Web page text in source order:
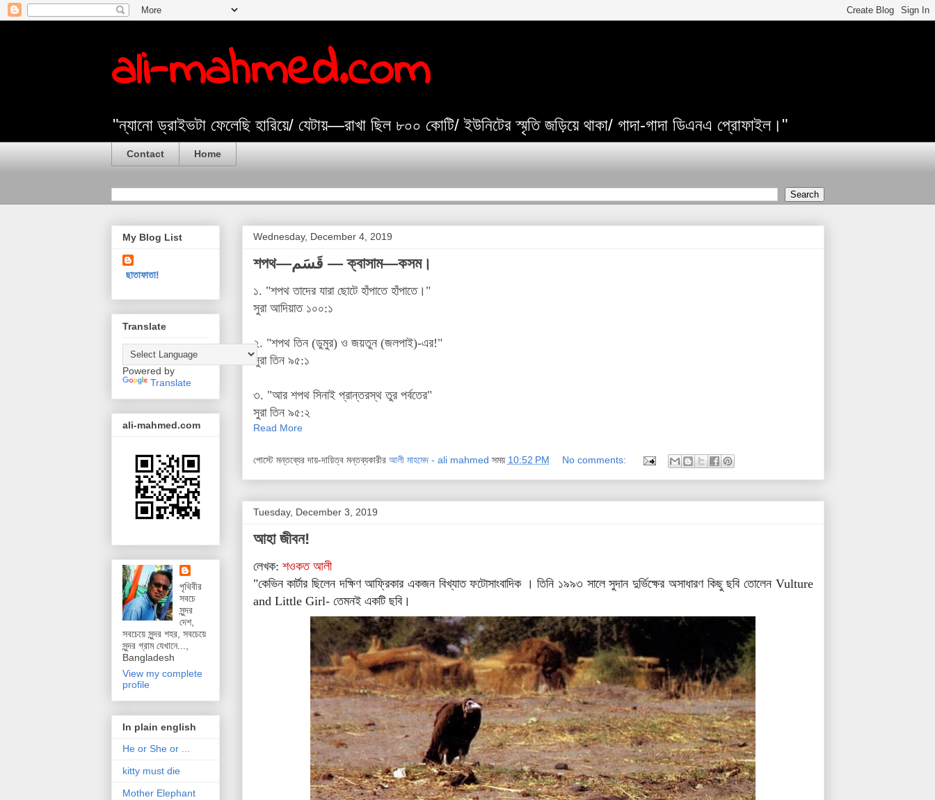
ali-mahmed.com
"ন্যানো ড্রাইভটা ফেলেছি হারিয়ে/ যেটায়—রাখা ছিল ৮০০ কোটি/ ইউনিটের স্মৃতি জড়িয়ে থাকা/ গাদা-গাদা ডিএনএ প্রোফাইল।"
Contact Home
Wednesday, December 4, 2019
শপথ—قَسَم — ক্বাসাম—কসম।
১. "শপথ তাদের যারা ছোটে হাঁপাতে হাঁপাতে।"
সুরা আদিয়াত ১০০:১
২. "শপথ তিন (ডুমুর) ও জয়তুন (জলপাই)-এর!"
সুরা তিন ৯৫:১
৩. "আর শপথ সিনাই প্রান্তরস্থ তুর পর্বতের"
সুরা তিন ৯৫:২
Read More
পোস্টে মন্তব্যের দায়-দায়িত্ব মন্তব্যকারীর আলী মাহমেদ - ali mahmed সময় 10:52 PM No comments:
Tuesday, December 3, 2019
আহা জীবন!
লেখক: শওকত আলী
"কেভিন কার্টার ছিলেন দক্ষিণ আফ্রিকার একজন বিখ্যাত ফটোসাংবাদিক । তিনি ১৯৯৩ সালে সুদান দুর্ভিক্ষের অসাধারণ কিছু ছবি তোলেন Vulture
and Little Girl- তেমনই একটি ছবি।
My Blog List
ছাতাফাতা!
Translate
Powered by
Translate
ali-mahmed.com
পৃথিবীর
সবচে
সুন্দর
দেশ,
সবচেয়ে সুন্দর শহর, সবচেয়ে
সুন্দর গ্রাম যেখানে...,
Bangladesh
View my complete
profile
In plain english
He or She or ...
kitty must die
Mother Elephant